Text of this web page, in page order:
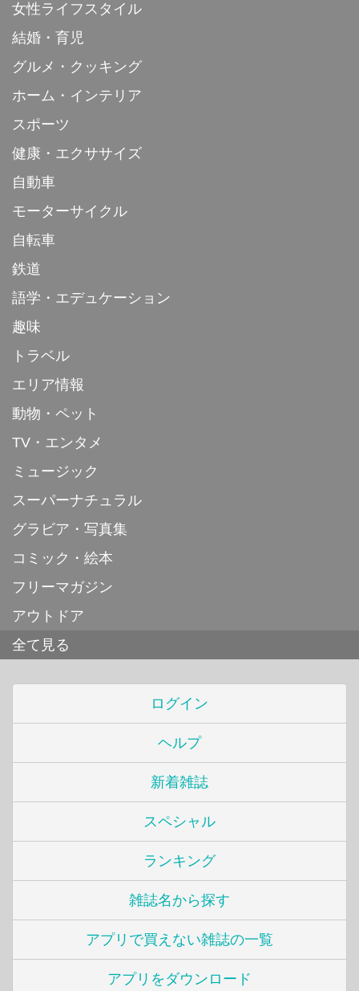
女性ライフスタイル
結婚・育児
グルメ・クッキング
ホーム・インテリア
スポーツ
健康・エクササイズ
自動車
モーターサイクル
自転車
鉄道
語学・エデュケーション
趣味
トラベル
エリア情報
動物・ペット
TV・エンタメ
ミュージック
スーパーナチュラル
グラビア・写真集
コミック・絵本
フリーマガジン
アウトドア
全て見る
ログイン
ヘルプ
新着雑誌
スペシャル
ランキング
雑誌名から探す
アプリで買えない雑誌の一覧
アプリをダウンロード